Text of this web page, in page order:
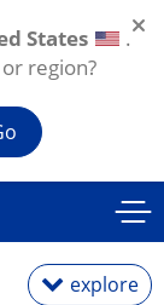
explore
States
.
region?